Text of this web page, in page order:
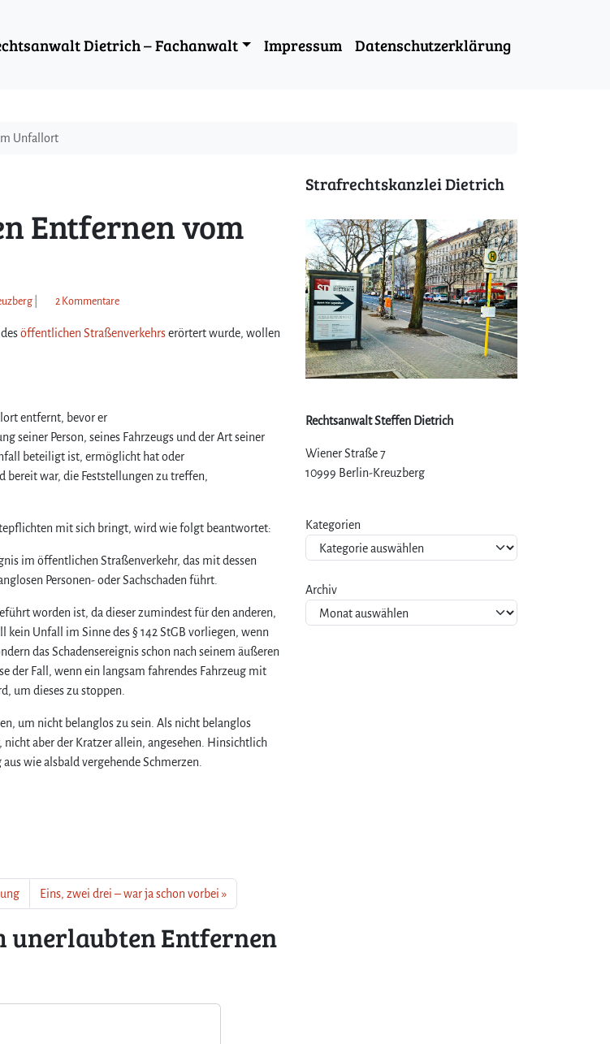
Dietrich – Fachanwalt Impressum Datenschutzerklärung
Unfallort
Entfernen vom
2 Kommentarez
D
a
l
l
m
u
a
u
b
t
n
E
n
n
v
o
m
U
öffentlichen Straßenverkehrserörtert wurde, wollen
entfernt, bevor er
seiner Person, seines Fahrzeugs und der Art seiner
beteiligt ist, ermöglicht hat oder
bereit war, die Feststellungen zu treffen,
mit sich bringt, wird wie folgt beantwortet:
im öffentlichen Straßenverkehr, das mit dessen
Personen- oder Sachschaden führt.
worden ist, da dieser zumindest für den anderen,
Unfall im Sinne des § 142 StGB vorliegen, wenn
das Schadensereignis schon nach seinem äußeren
der Fall, wenn ein langsam fahrendes Fahrzeug mit
um dieses zu stoppen.
um nicht belanglos zu sein. Als nicht belanglos
aber der Kratzer allein, angesehen. Hinsichtlich
wie alsbald vergehende Schmerzen.
Eins, zwei drei – war ja schon vorbei
unerlaubten Entfernen
Strafrechtskanzlei Dietrich
Rechtsanwalt Steffen Dietrich
Wiener Straße 7
10999 Berlin-Kreuzberg
Kategorien
Archiv